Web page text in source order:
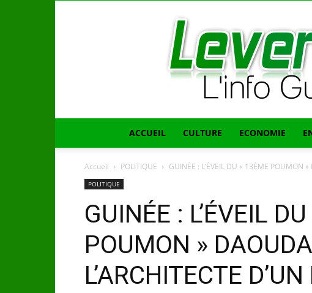
ACCUEIL CULTURE ECONOMIE
Accueil POLITIQUE GUINÉE : L’ÉVEIL DU « 13ÈME POUMON
POLITIQUE
GUINÉE : L’ÉVEIL
POUMON »
L’ARCHITECTE